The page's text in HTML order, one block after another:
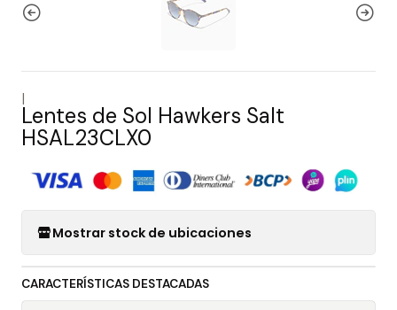
|
Lentes de Sol Hawkers Salt
HSAL23CLX0
Mostrar stock de ubicaciones
CARACTERÍSTICAS DESTACADAS